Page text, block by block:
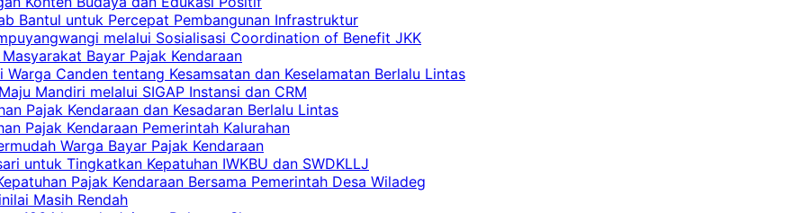
Bantul untuk Percepat Pembangunan Infrastruktur
melalui Sosialisasi Coordination of Benefit JKK
Bayar Pajak Kendaraan
Canden tentang Kesamsatan dan Keselamatan Berlalu Lintas
Mandiri melalui SIGAP Instansi dan CRM
Pajak Kendaraan dan Kesadaran Berlalu Lintas
Pajak Kendaraan Pemerintah Kalurahan
Warga Bayar Pajak Kendaraan
untuk Tingkatkan Kepatuhan IWKBU dan SWDKLLJ
Pajak Kendaraan Bersama Pemerintah Desa Wiladeg
Masih Rendah